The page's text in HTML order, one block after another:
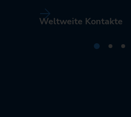
Weltweite Kontakte